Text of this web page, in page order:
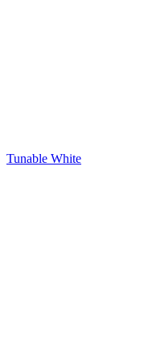
Tunable White